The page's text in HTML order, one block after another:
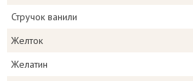
Стручок ванили
Желток
Желатин